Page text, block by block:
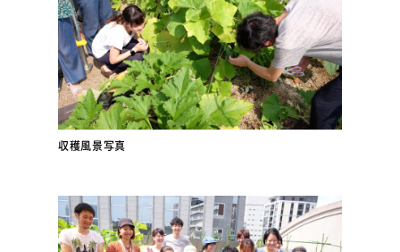
収穫風景写真